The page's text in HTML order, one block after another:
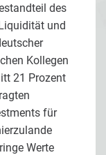
des
und
Kollegen
21 Prozent
für
Werte